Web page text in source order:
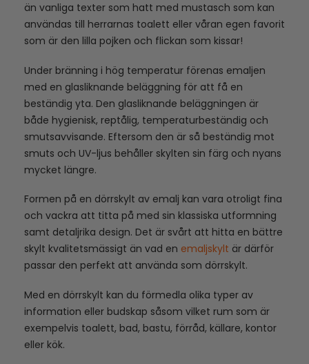
än vanliga texter som hatt med mustasch som kan
användas till herrarnas toalett eller våran egen favorit
som är den lilla pojken och flickan som kissar!
Under bränning i hög temperatur förenas emaljen
med en glasliknande beläggning för att få en
beständig yta. Den glasliknande beläggningen är
både hygienisk, reptålig, temperaturbeständig och
smutsavvisande. Eftersom den är så beständig mot
smuts och UV-ljus behåller skylten sin färg och nyans
mycket längre.
Formen på en dörrskylt av emalj kan vara otroligt fina
och vackra att titta på med sin klassiska utformning
samt detaljrika design. Det är svårt att hitta en bättre
skylt kvalitetsmässigt än vad en emaljskylt är därför
passar den perfekt att använda som dörrskylt.
Med en dörrskylt kan du förmedla olika typer av
information eller budskap såsom vilket rum som är
exempelvis toalett, bad, bastu, förråd, källare, kontor
eller kök.